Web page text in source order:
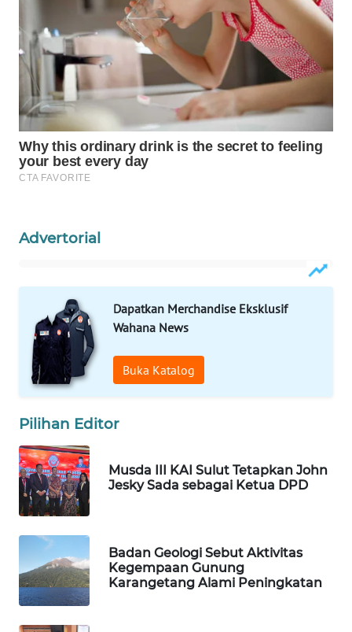
Advertorial
Dapatkan Merchandise Eksklusif
Wahana News
Buka Katalog
Pilihan Editor
Musda III KAI Sulut Tetapkan John
Jesky Sada sebagai Ketua DPD
Badan Geologi Sebut Aktivitas
Kegempaan Gunung
Karangetang Alami Peningkatan
SPORT
WAHANA
UMKM
WAHANA
SELEB
WAHANA
WAHANA
WAHANA
HEALTH
WAHANA
DESA
WISATA
LAPAK
WAHANA
Wahana
Network
KONSUMEN
LISTRIK
MASYARAKAT